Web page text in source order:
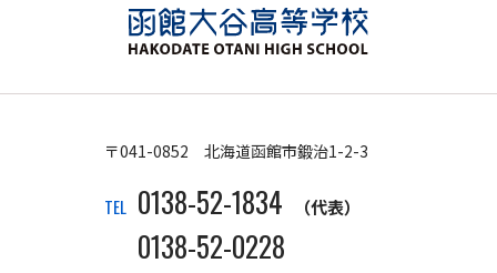
〒041-0852 北海道函館市鍛治1-2-3
TEL 0138-52-1834 （代表）
0138-52-0228